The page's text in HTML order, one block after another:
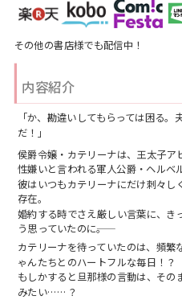
その他の書店様でも配信中！
内容紹介
「か、勘違いしてもらっては困る
だ！」
侯爵令嬢・カテリーナは、王太子
性嫌いと言われる軍人公爵・ヘルベ
彼はいつもカテリーナにだけ刺々し
存在。
婚約する時でさえ厳しい言葉に、
う思っていたのに――。
カテリーナを待っていたのは、頻
ゃんたちとのハートフルな毎日！？
もしかすると旦那様の言動は、そ
みたい……？